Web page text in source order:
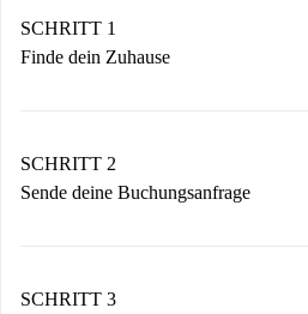
SCHRITT 1
Finde dein Zuhause
Du erhältst alle notwendigen
SCHRITT 2
Sende deine Buchungsanfrage
Denk daran, dass wir dich erst
SCHRITT 3